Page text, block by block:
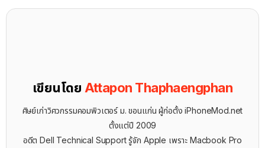
เขียนโดย Attapon Thaphaengphan
ศิษย์เก่าวิศวกรรมคอมพิวเตอร์ ม. ขอนแก่น ผู้ก่อตั้ง iPhoneMod.net
ตั้งแต่ปี 2009
อดีต Dell Technical Support รู้จัก ​Apple เพราะ Macbook Pro